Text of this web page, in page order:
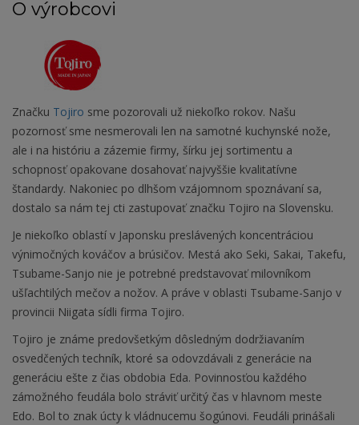
O výrobcovi
Značku Tojiro sme pozorovali už niekoľko rokov. Našu
pozornosť sme nesmerovali len na samotné kuchynské nože,
ale i na históriu a zázemie firmy, šírku jej sortimentu a
schopnosť opakovane dosahovať najvyššie kvalitatívne
štandardy. Nakoniec po dlhšom vzájomnom spoznávaní sa,
dostalo sa nám tej cti zastupovať značku Tojiro na Slovensku.
Je niekoľko oblastí v Japonsku preslávených koncentráciou
výnimočných kováčov a brúsičov. Mestá ako Seki, Sakai, Takefu,
Tsubame-Sanjo nie je potrebné predstavovať milovníkom
ušľachtilých mečov a nožov. A práve v oblasti Tsubame-Sanjo v
provincii Niigata sídli firma Tojiro.
Tojiro je známe predovšetkým dôsledným dodržiavaním
osvedčených techník, ktoré sa odovzdávali z generácie na
generáciu ešte z čias obdobia Eda. Povinnosťou každého
zámožného feudála bolo stráviť určitý čas v hlavnom meste
Edo. Bol to znak úcty k vládnucemu šogúnovi. Feudáli prinášali